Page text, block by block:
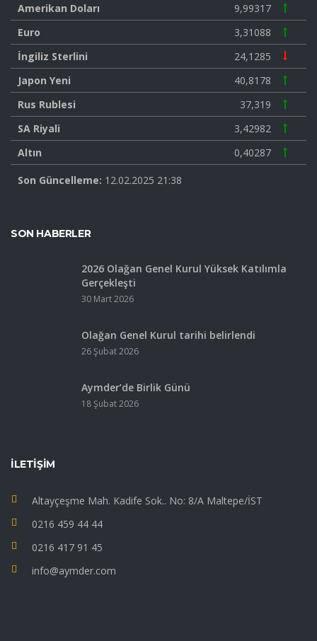
Amerikan Doları
9,99317
Euro
3,31088
İngiliz Sterlini
24,1285
Japon Yeni
40,8178
Rus Rublesi
37,319
SA Riyali
3,42982
Altın
0,40287
Son Güncelleme: 12.02.2025 21:38
SON HABERLER
2026 Olağan Genel Kurul Yüksek Katılımla
Gerçekleşti
30 Mart 2026
Olağan Genel Kurul tarihi belirlendi
26 Şubat 2026
Aymder’de Birlik Günü
18 Şubat 2026
İLETIŞIM
Altayçeşme Mah. Kadife Sok.. No: 8/A Maltepe/İST
0216 459 44 44
0216 417 91 45
info@aymder.com